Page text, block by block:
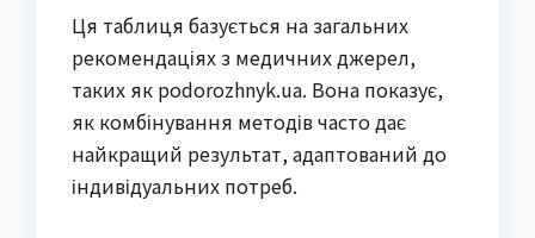
Ця таблиця базується на загальних
рекомендаціях з медичних джерел,
таких як podorozhnyk.ua. Вона показує,
як комбінування методів часто дає
найкращий результат, адаптований до
індивідуальних потреб.